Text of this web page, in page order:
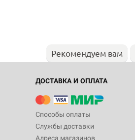
Рекомендуем вам
ДОСТАВКА И ОПЛАТА
Способы оплаты
Службы доставки
Адреса магазинов